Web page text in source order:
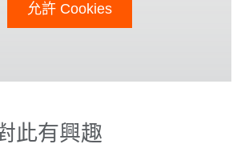
允許 Cookies
此有興趣